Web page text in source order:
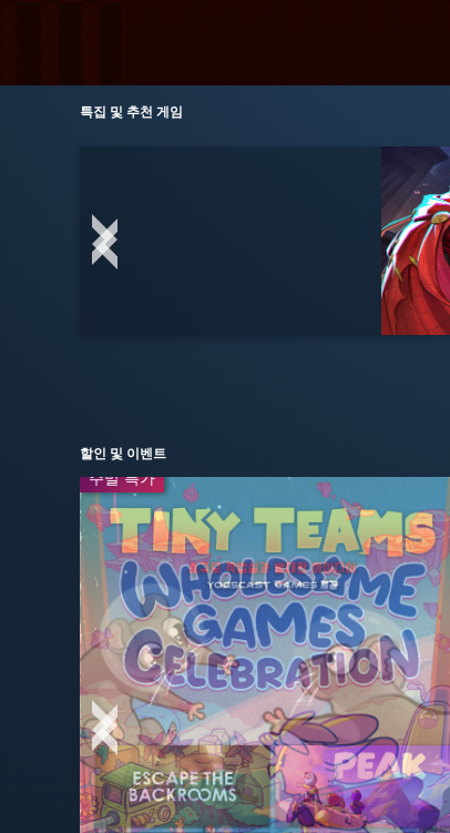
특집 및 추천 게임
할인 및 이벤트
주말 특가
주말 특가
-50% $49.99$24.99
-50% $39.99$19.99